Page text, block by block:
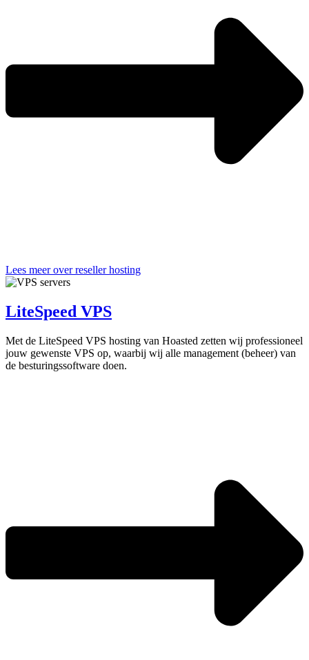
Lees meer over reseller hosting
LiteSpeed VPS
Met de LiteSpeed VPS hosting van Hoasted zetten wij professioneel
jouw gewenste VPS op, waarbij wij alle management (beheer) van
de besturingssoftware doen.